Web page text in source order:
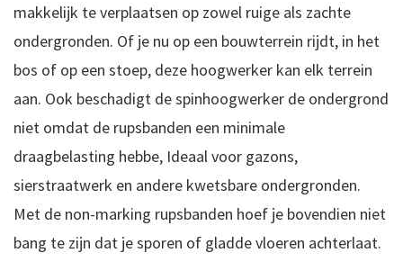
makkelijk te verplaatsen op zowel ruige als zachte
ondergronden. Of je nu op een bouwterrein rijdt, in het
bos of op een stoep, deze hoogwerker kan elk terrein
aan. Ook beschadigt de spinhoogwerker de ondergrond
niet omdat de rupsbanden een minimale
draagbelasting hebbe, Ideaal voor gazons,
sierstraatwerk en andere kwetsbare ondergronden.
Met de non-marking rupsbanden hoef je bovendien niet
bang te zijn dat je sporen of gladde vloeren achterlaat.